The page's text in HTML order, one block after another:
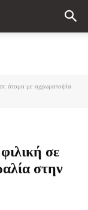
άτομα με αχρωματοψία
σε
στην